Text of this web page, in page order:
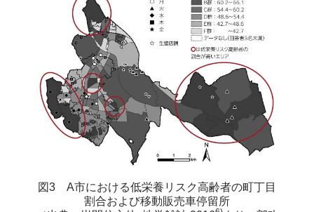
図3 A市における低栄養リスク高齢者の町丁目
割合および移動販売車停留所